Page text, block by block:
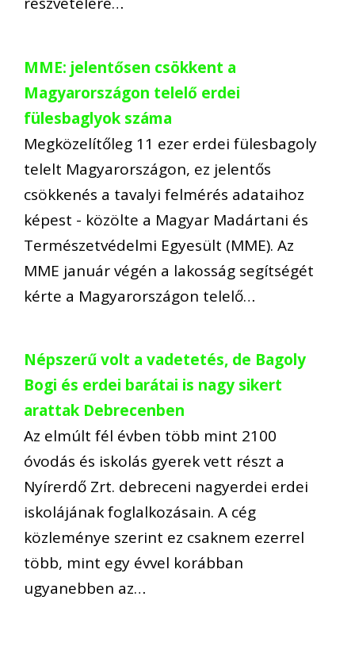
MME: jelentősen csökkent a
Magyarországon telelő erdei
fülesbaglyok száma
Megközelítőleg 11 ezer erdei fülesbagoly
telelt Magyarországon, ez jelentős
csökkenés a tavalyi felmérés adataihoz
képest - közölte a Magyar Madártani és
Természetvédelmi Egyesült (MME). Az
MME január végén a lakosság segítségét
kérte a Magyarországon telelő…
Népszerű volt a vadetetés, de Bagoly
Bogi és erdei barátai is nagy sikert
arattak Debrecenben
Az elmúlt fél évben több mint 2100
óvodás és iskolás gyerek vett részt a
Nyírerdő Zrt. debreceni nagyerdei erdei
iskolájának foglalkozásain. A cég
közleménye szerint ez csaknem ezerrel
több, mint egy évvel korábban
ugyanebben az…